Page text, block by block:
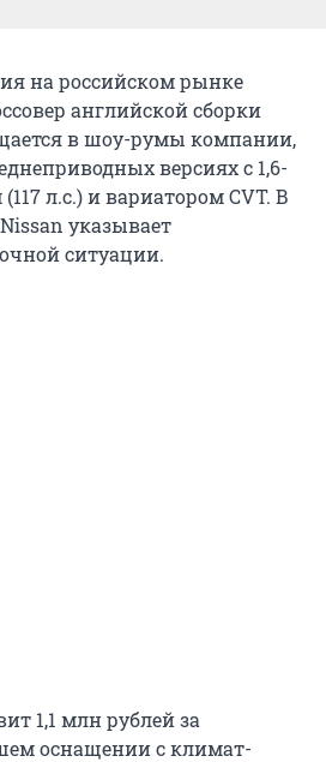
на российском рынке
английской сборки
в шоу-румы компании,
версиях с 1,6-
л.с.) и вариатором CVT. В
указывает
ситуации.
1,1 млн рублей за
оснащении с климат-